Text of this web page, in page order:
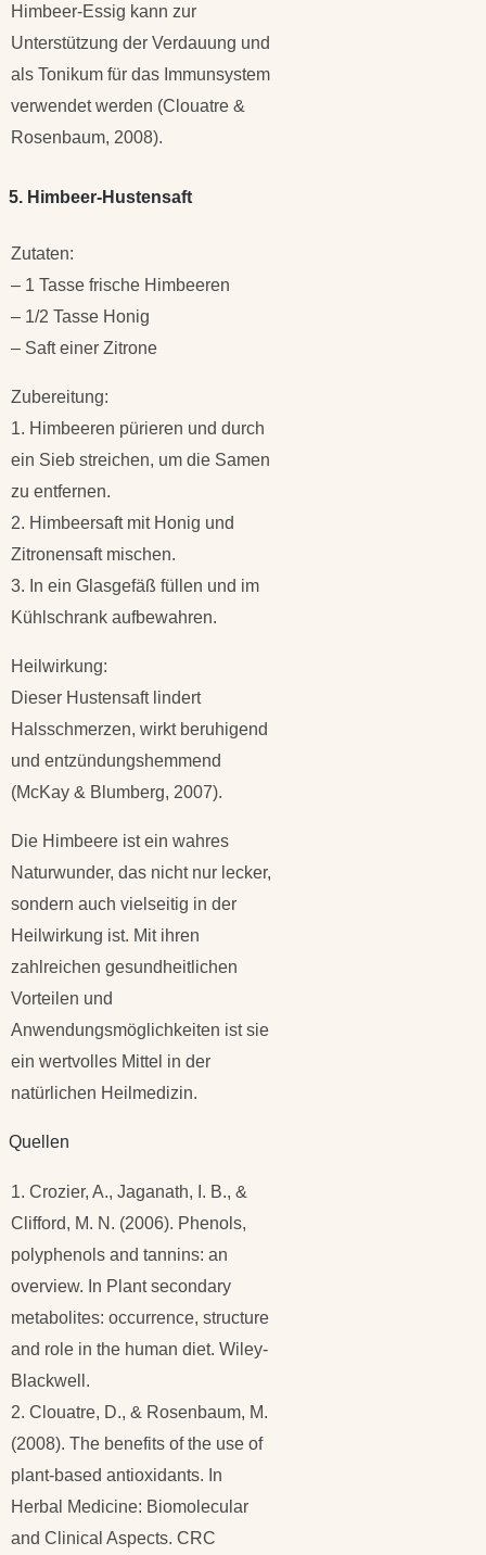
Himbeer-Essig kann zur
Unterstützung der Verdauung und
als Tonikum für das Immunsystem
verwendet werden (Clouatre &
Rosenbaum, 2008).
5. Himbeer-Hustensaft
Zutaten:
– 1 Tasse frische Himbeeren
– 1/2 Tasse Honig
– Saft einer Zitrone
Zubereitung:
1. Himbeeren pürieren und durch
ein Sieb streichen, um die Samen
zu entfernen.
2. Himbeersaft mit Honig und
Zitronensaft mischen.
3. In ein Glasgefäß füllen und im
Kühlschrank aufbewahren.
Heilwirkung:
Dieser Hustensaft lindert
Halsschmerzen, wirkt beruhigend
und entzündungshemmend
(McKay & Blumberg, 2007).
Die Himbeere ist ein wahres
Naturwunder, das nicht nur lecker,
sondern auch vielseitig in der
Heilwirkung ist. Mit ihren
zahlreichen gesundheitlichen
Vorteilen und
Anwendungsmöglichkeiten ist sie
ein wertvolles Mittel in der
natürlichen Heilmedizin.
Quellen
1. Crozier, A., Jaganath, I. B., &
Clifford, M. N. (2006). Phenols,
polyphenols and tannins: an
overview. In Plant secondary
metabolites: occurrence, structure
and role in the human diet. Wiley-
Blackwell.
2. Clouatre, D., & Rosenbaum, M.
(2008). The benefits of the use of
plant-based antioxidants. In
Herbal Medicine: Biomolecular
and Clinical Aspects. CRC